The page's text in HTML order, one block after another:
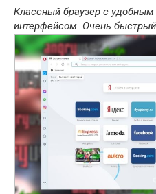
Классный браузер с удобным
интерфейсом. Очень